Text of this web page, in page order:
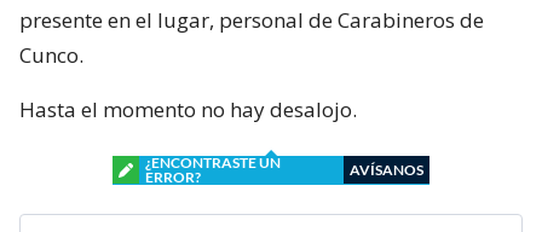
presente en el lugar, personal de Carabineros de
Cunco.
Hasta el momento no hay desalojo.
¿ENCONTRASTE UN
ERROR?
AVÍSANOS